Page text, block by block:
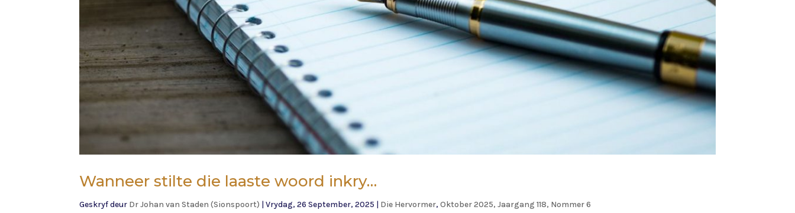
Wanneer stilte die laaste woord inkry…
Geskryf deur Dr Johan van Staden (Sionspoort) |Vrydag, 26 September, 2025 Die Hervormer,Oktober 2025, Jaargang 118, Nommer 6